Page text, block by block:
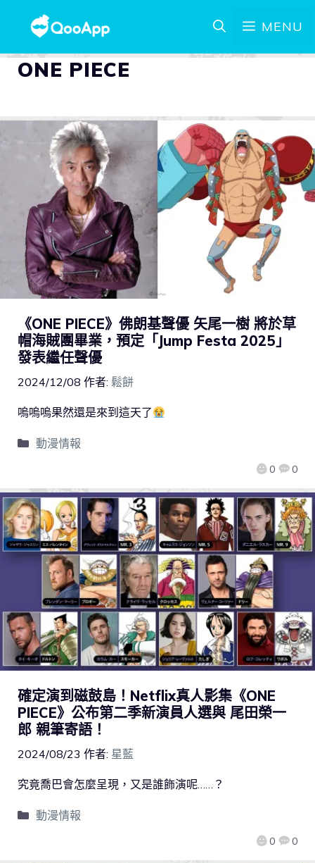
MENU
ONE PIECE
《ONE PIECE》佛朗基聲優 矢尾一樹 將於草
帽海賊團畢業，預定「Jump Festa 2025」
發表繼任聲優
2024/12/08 作者: 鬆餅
0 0
嗚嗚嗚果然還是來到這天了
動漫情報
確定演到磁鼓島！Netflix真人影集《ONE
PIECE》公布第二季新演員人選與 尾田榮一
郎 親筆寄語！
2024/08/23 作者: 星藍
0 0
究竟喬巴會怎麼呈現，又是誰飾演呢……？
動漫情報